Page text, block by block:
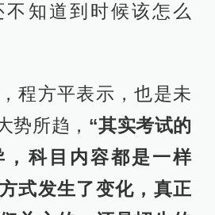
知道到时候该怎么
程方平表示，也是未
势所趋， “其实考试的
，科目内容都是一样
式发生了变化，真正